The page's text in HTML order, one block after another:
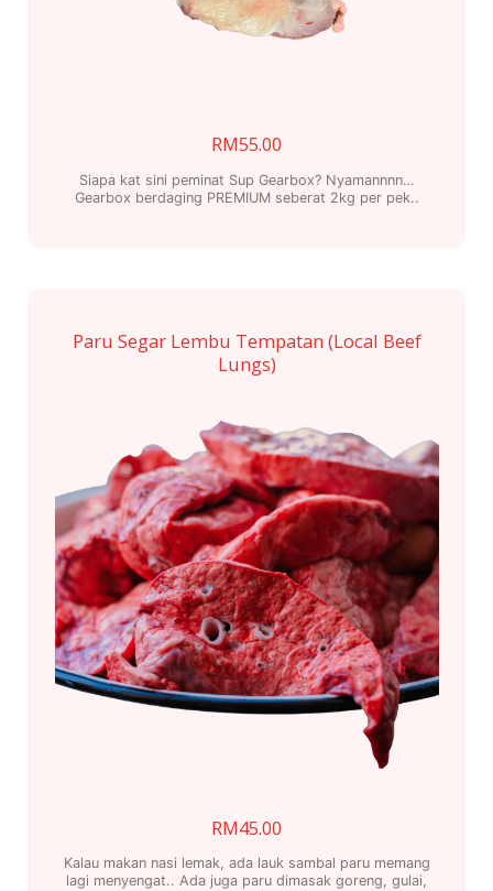
RM55.00
Siapa kat sini peminat Sup Gearbox? Nyamannnn…
Gearbox berdaging PREMIUM seberat 2kg per pek..
Paru Segar Lembu Tempatan (Local Beef
Lungs)
RM45.00
Kalau makan nasi lemak, ada lauk sambal paru memang
lagi menyengat.. Ada juga paru dimasak goreng, gulai,